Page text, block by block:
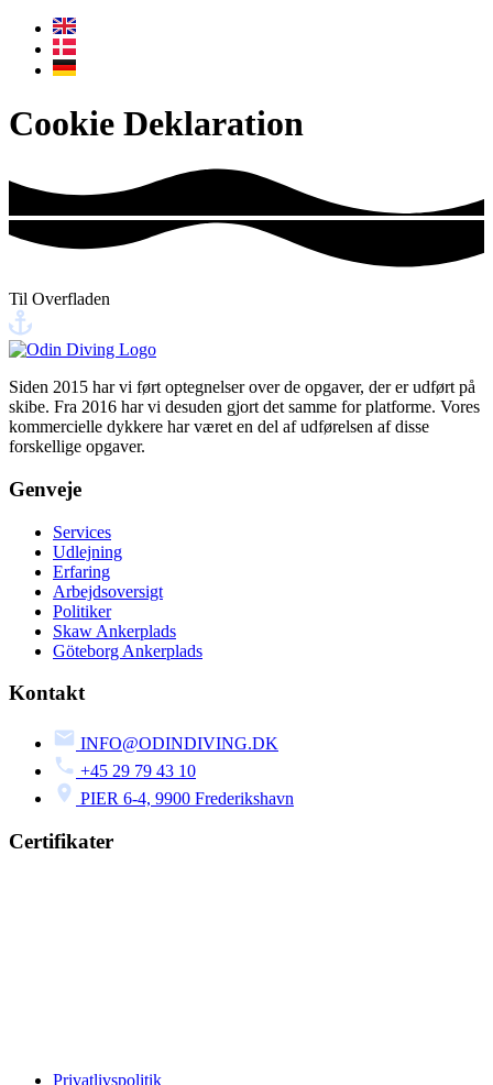
Cookie Deklaration
Til Overfladen
Siden 2015 har vi ført optegnelser over de opgaver, der er udført på
skibe. Fra 2016 har vi desuden gjort det samme for platforme. Vores
kommercielle dykkere har været en del af udførelsen af disse
forskellige opgaver.
Genveje
Services
Udlejning
Erfaring
Arbejdsoversigt
Politiker
Skaw Ankerplads
Göteborg Ankerplads
Kontakt
INFO@ODINDIVING.DK
+45 29 79 43 10
PIER 6-4, 9900 Frederikshavn
Certifikater
Privatlivspolitik